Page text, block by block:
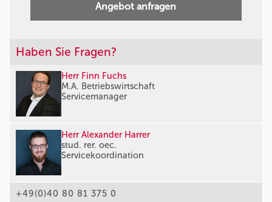
Angebot anfragen
Haben Sie Fragen?
Herr Finn Fuchs
M.A. Betriebswirtschaft
Servicemanager
Herr Alexander Harrer
stud. rer. oec.
Servicekoordination
+49(0)40 80 81 375 0